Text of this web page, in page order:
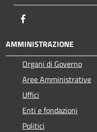
AMMINISTRAZIONE
Organi di Governo
Aree Amministrative
Uffici
Enti e fondazioni
Politici